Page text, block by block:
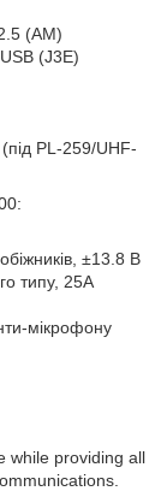
(AM)
(J3E)
PL-259/UHF-
±13.8 В
типу, 25A
мікрофону
while providing all